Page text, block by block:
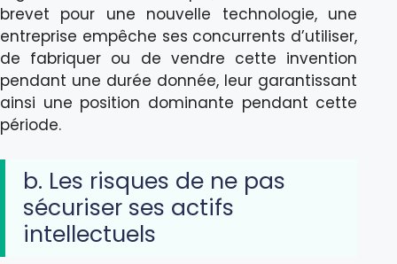
brevet pour une nouvelle technologie, une
entreprise empêche ses concurrents d’utiliser,
de fabriquer ou de vendre cette invention
pendant une durée donnée, leur garantissant
ainsi une position dominante pendant cette
période.
b. Les risques de ne pas
sécuriser ses actifs
intellectuels